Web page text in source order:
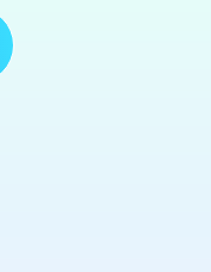
す
を活